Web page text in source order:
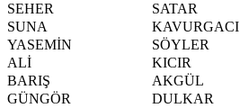
SEHER
SATAR
SUNA
KAVURGACI
YASEMİN
SÖYLER
ALİ
KICIR
BARIŞ
AKGÜL
GÜNGÖR
DULKAR